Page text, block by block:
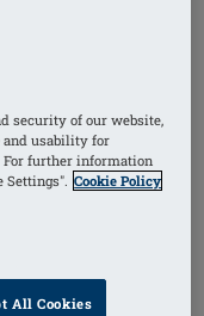
efficace per
delle
security of our website,
and usability for
For further information
Settings". Cookie Policy
All Cookies